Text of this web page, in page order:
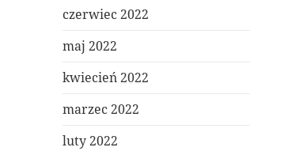
czerwiec 2022
maj 2022
kwiecień 2022
marzec 2022
luty 2022